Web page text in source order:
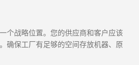
个战略位置。您的供应商和客户应该
确保工厂有足够的空间存放机器、原